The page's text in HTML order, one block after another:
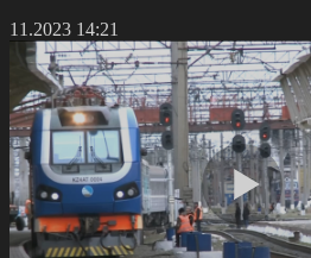
14:21